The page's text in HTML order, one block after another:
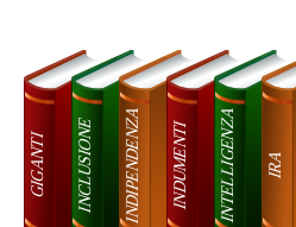
GIGANTI INCLUSIONE INDIPENDENZA INDUMENTI INTELLIGENZA IRA